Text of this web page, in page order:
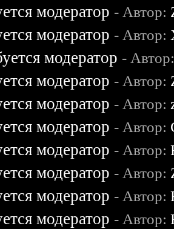
модератор - Автор:
модератор - Автор:
модератор -
модератор - Автор:
модератор - Автор:
модератор - Автор:
модератор - Автор:
модератор - Автор:
модератор - Автор:
модератор - Автор: